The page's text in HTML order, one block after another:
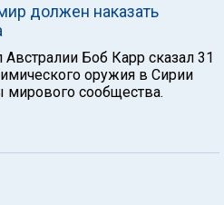
должен наказать
Боб Карр сказал 31
оружия в Сирии
мирового сообщества.